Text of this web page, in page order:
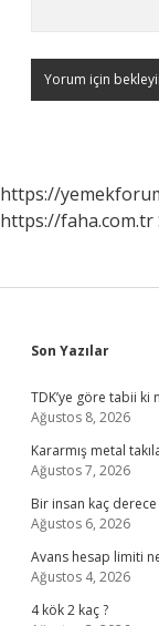
https://
https://faha.com.tr
Sidebar
Son Yazılar
TDK’ye göre tabii ki
Ağustos 8, 2026
Kararmış metal
Ağustos 7, 2026
Bir insan kaç derece
Ağustos 6, 2026
Avans hesap limiti
Ağustos 4, 2026
4 kök 2 kaç ?